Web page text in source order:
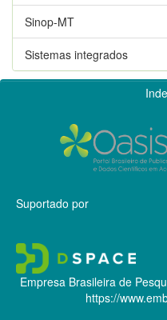
Sinop-MT
Sistemas integrados
Suportado por
Empresa Brasileira de
https://